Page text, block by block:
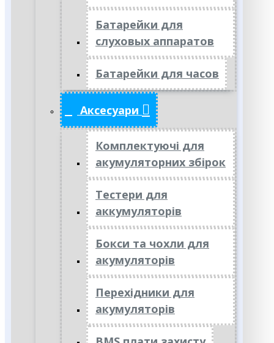
Батарейки для
слуховых аппаратов
Батарейки для часов
Аксесуари
Комплектуючі для
акумуляторних збірок
Тестери для
аккумуляторів
Бокси та чохли для
акумуляторів
Перехідники для
акумуляторів